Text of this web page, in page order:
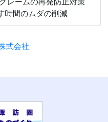
時間のムダの削減
式会社